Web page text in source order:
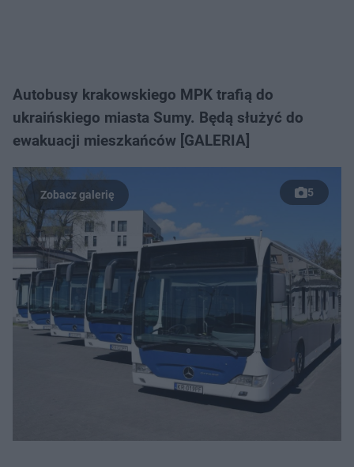
Autobusy krakowskiego MPK trafią do
ukraińskiego miasta Sumy. Będą służyć do
ewakuacji mieszkańców [GALERIA]
5